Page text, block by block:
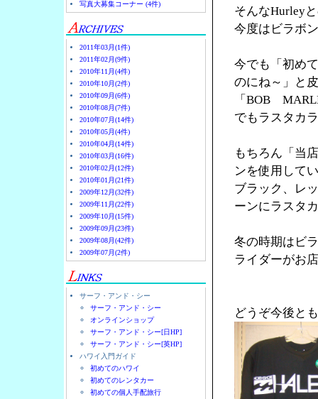
写真大募集コーナー (4件)
2011年03月(1件)
2011年02月(9件)
2010年11月(4件)
2010年10月(2件)
2010年09月(6件)
2010年08月(7件)
2010年07月(14件)
2010年05月(4件)
2010年04月(14件)
2010年03月(16件)
2010年02月(12件)
2010年01月(21件)
2009年12月(32件)
2009年11月(22件)
2009年10月(15件)
2009年09月(23件)
2009年08月(42件)
2009年07月(2件)
サーフ・アンド・シー
サーフ・アンド・シー
オンラインショップ
サーフ・アンド・シー[日HP]
サーフ・アンド・シー[英HP]
ハワイ入門ガイド
初めてのハワイ
初めてのレンタカー
初めての個人手配旅行
そんなHurley
今度はビラボ
今でも「初め
のにね～」と
「BOB
でもラスタカ
もちろん「当
ンを使用して
ブラック、レ
ーンにラスタ
冬の時期はビ
ライダーがお
どうぞ今後と